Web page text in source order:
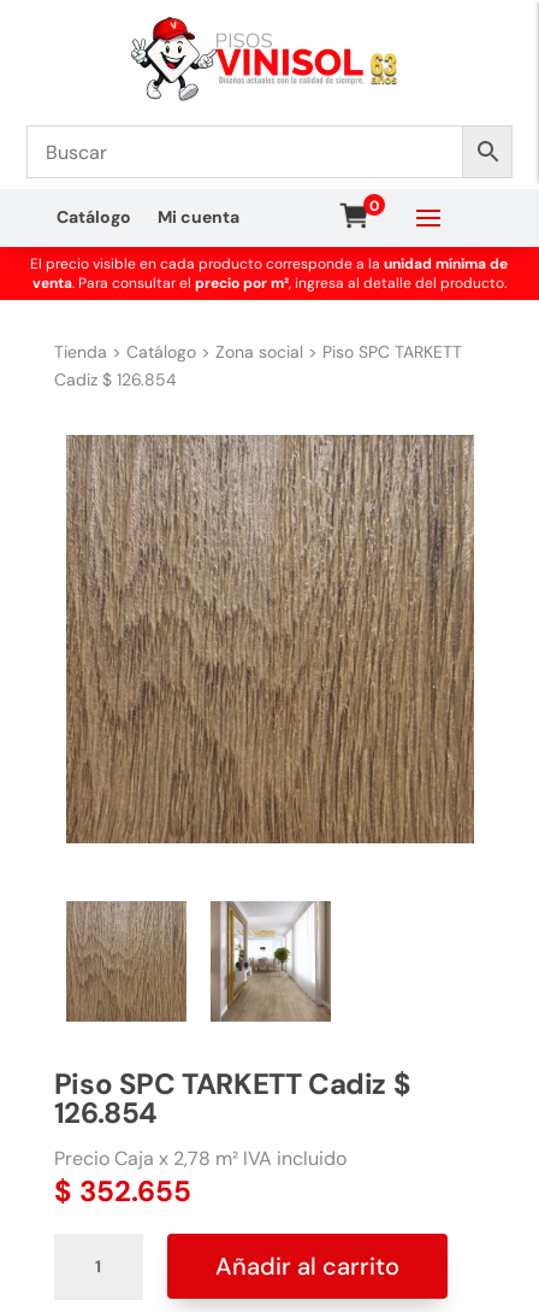
Catálogo Mi cuenta
0
El precio visible en cada producto corresponde a launidad mínima de
venta. Para consultar el precio por m², ingresa al detalle del producto.
Tienda > Catálogo> Zona social > Piso SPC TARKETT
Cadiz $ 126.854
Piso SPC TARKETT Cadiz $
126.854
Precio Caja x 2,78 m² IVA incluido
$ 352.655
Añadir al carrito